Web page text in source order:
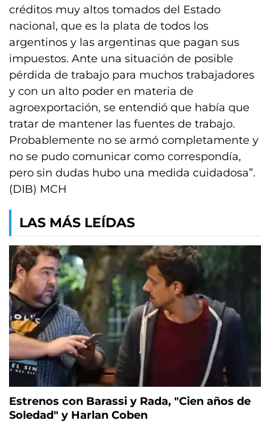
créditos muy altos tomados del Estado
nacional, que es la plata de todos los
argentinos y las argentinas que pagan sus
impuestos. Ante una situación de posible
pérdida de trabajo para muchos trabajadores
y con un alto poder en materia de
agroexportación, se entendió que había que
tratar de mantener las fuentes de trabajo.
Probablemente no se armó completamente y
no se pudo comunicar como correspondía,
pero sin dudas hubo una medida cuidadosa”.
(DIB) MCH
LAS MÁS LEÍDAS
Estrenos con Barassi y Rada, "Cien años de
Soledad" y Harlan Coben